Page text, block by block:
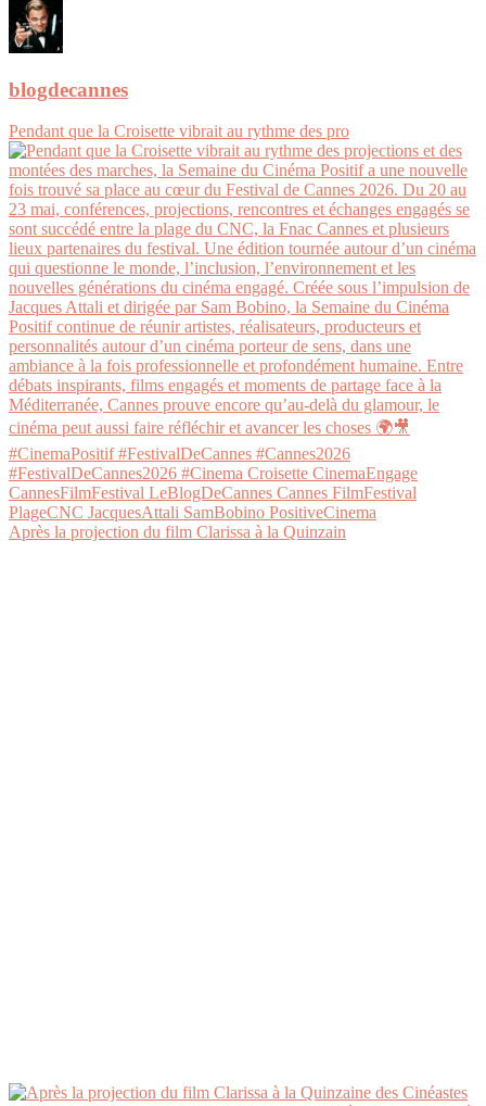
blogdecannes
Pendant que la Croisette vibrait au rythme des pro
Après la projection du film Clarissa à la Quinzain